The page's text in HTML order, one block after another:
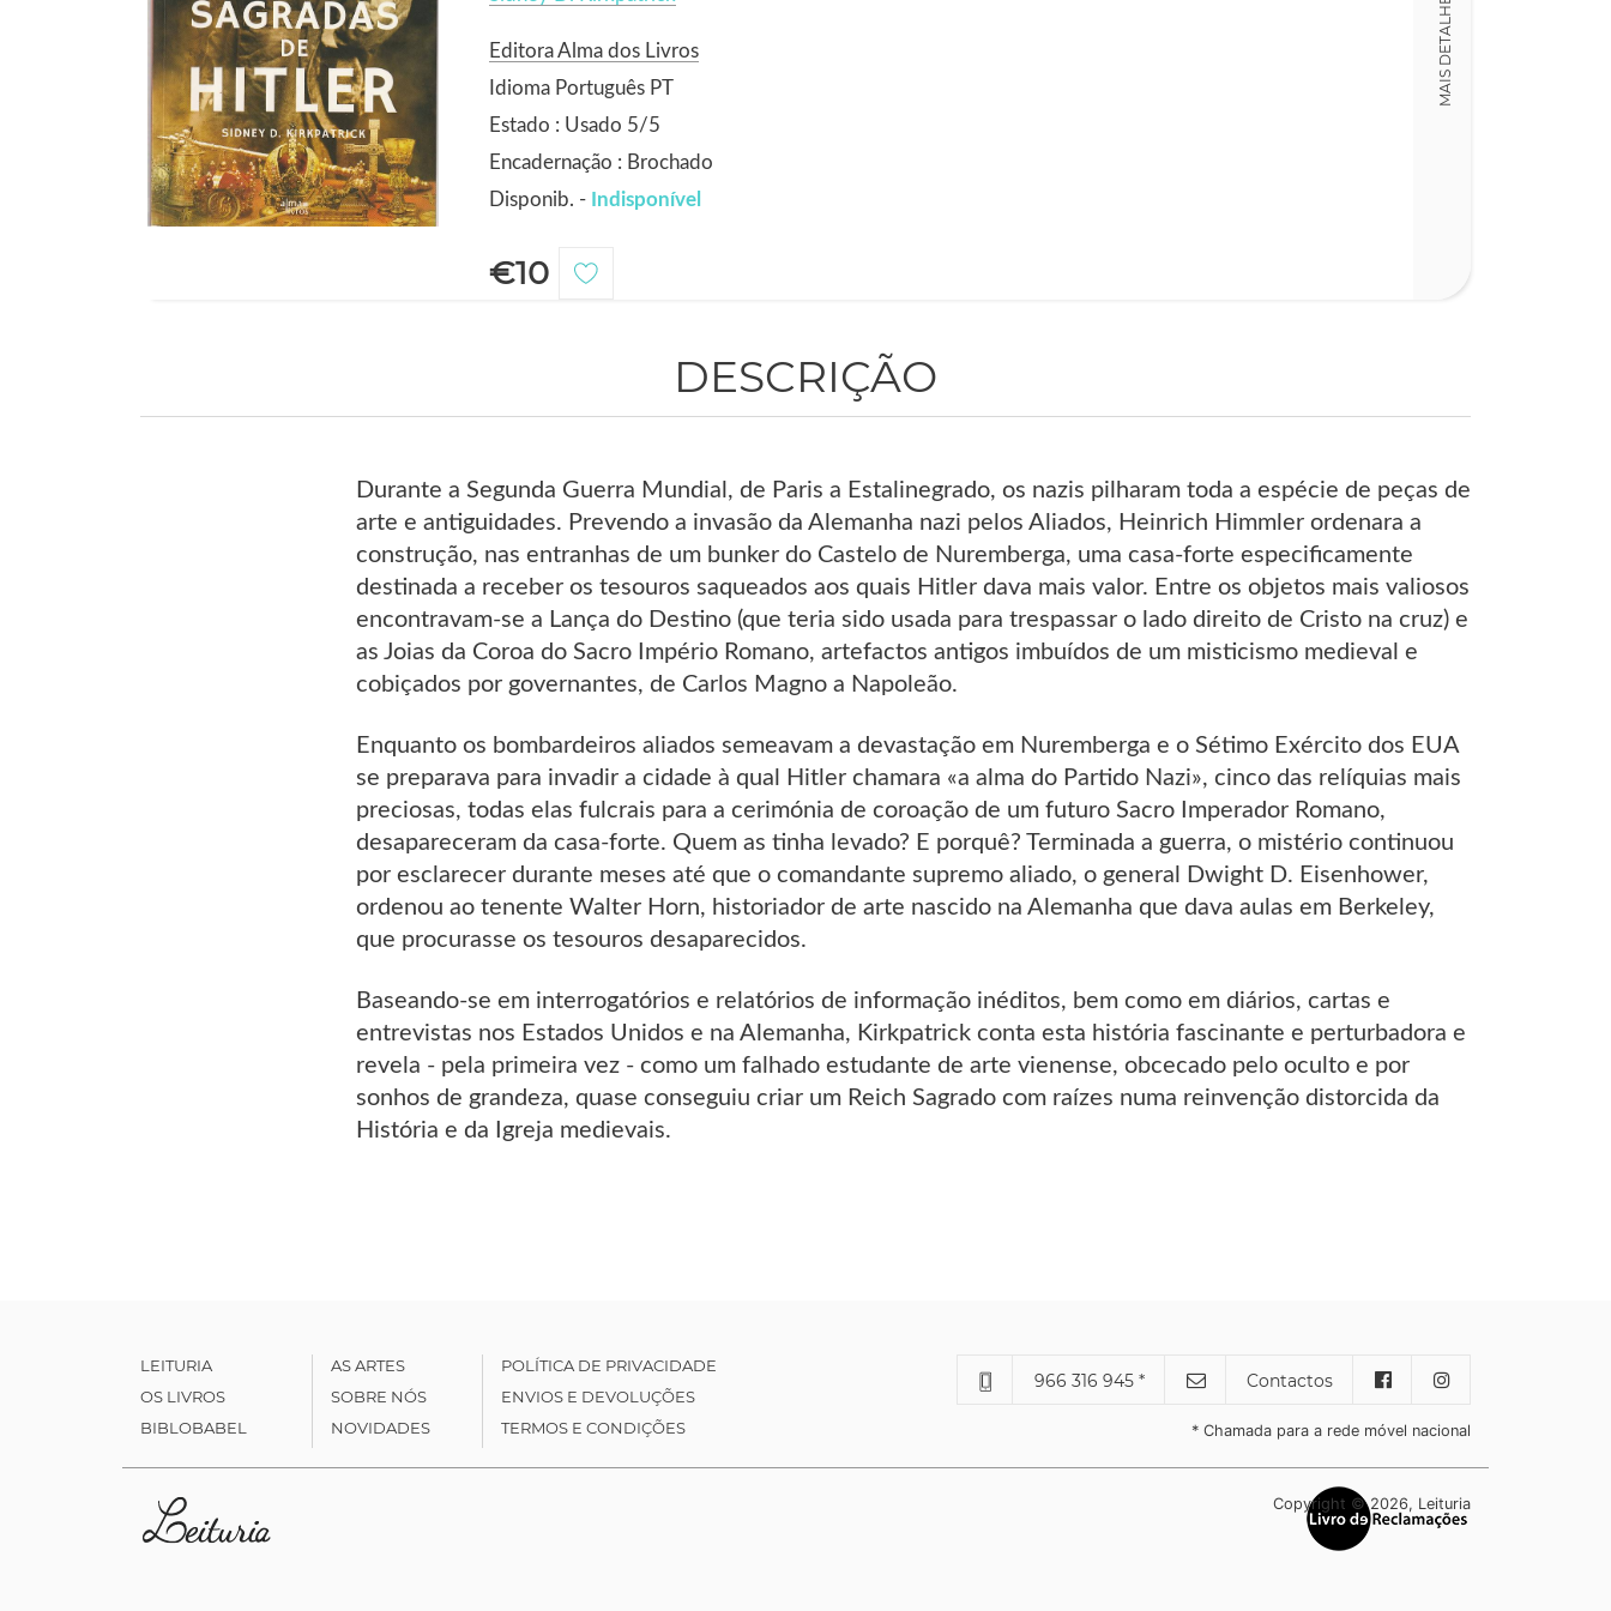
Editora Alma dos Livros
Idioma Português PT
Estado : Usado 5/5
Encadernação : Brochado
Disponib. - Indisponível
€10
MAIS DETALHES
DESCRIÇÃO
Durante a Segunda Guerra Mundial, de Paris a Estalinegrado, os nazis pilharam toda a espécie de peças de
arte e antiguidades. Prevendo a invasão da Alemanha nazi pelos Aliados, Heinrich Himmler ordenara a
construção, nas entranhas de um bunker do Castelo de Nuremberga, uma casa-forte especificamente
destinada a receber os tesouros saqueados aos quais Hitler dava mais valor. Entre os objetos mais valiosos
encontravam-se a Lança do Destino (que teria sido usada para trespassar o lado direito de Cristo na cruz) e
as Joias da Coroa do Sacro Império Romano, artefactos antigos imbuídos de um misticismo medieval e
cobiçados por governantes, de Carlos Magno a Napoleão.
Enquanto os bombardeiros aliados semeavam a devastação em Nuremberga e o Sétimo Exército dos EUA
se preparava para invadir a cidade à qual Hitler chamara «a alma do Partido Nazi», cinco das relíquias mais
preciosas, todas elas fulcrais para a cerimónia de coroação de um futuro Sacro Imperador Romano,
desapareceram da casa-forte. Quem as tinha levado? E porquê? Terminada a guerra, o mistério continuou
por esclarecer durante meses até que o comandante supremo aliado, o general Dwight D. Eisenhower,
ordenou ao tenente Walter Horn, historiador de arte nascido na Alemanha que dava aulas em Berkeley,
que procurasse os tesouros desaparecidos.
Baseando-se em interrogatórios e relatórios de informação inéditos, bem como em diários, cartas e
entrevistas nos Estados Unidos e na Alemanha, Kirkpatrick conta esta história fascinante e perturbadora e
revela - pela primeira vez - como um falhado estudante de arte vienense, obcecado pelo oculto e por
sonhos de grandeza, quase conseguiu criar um Reich Sagrado com raízes numa reinvenção distorcida da
História e da Igreja medievais.
LEITURIA
OS LIVROS
BIBLOBABEL
AS ARTES
SOBRE NÓS
NOVIDADES
POLÍTICA DE PRIVACIDADE
ENVIOS E DEVOLUÇÕES
TERMOS E CONDIÇÕES
966 316 945 * Contactos
* Chamada para a rede móvel nacional
Copyright © 2026, Leituria